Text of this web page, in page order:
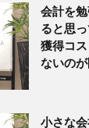
会計を
ると思
獲得コ
ないの
小さな